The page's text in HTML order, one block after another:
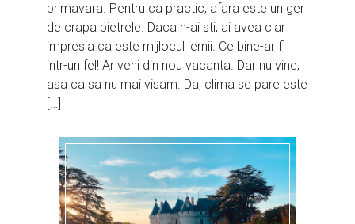
primavara. Pentru ca practic, afara este un ger
de crapa pietrele. Daca n-ai sti, ai avea clar
impresia ca este mijlocul iernii. Ce bine-ar fi
intr-un fel! Ar veni din nou vacanta. Dar nu vine,
asa ca sa nu mai visam. Da, clima se pare este
[…]